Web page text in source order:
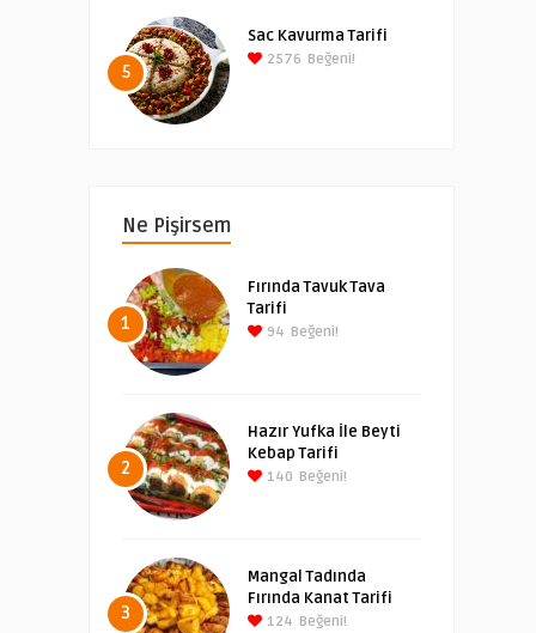
5
Sac Kavurma Tarifi
2576 Beğeni!
Ne Pişirsem
1
Fırında Tavuk Tava
Tarifi
94 Beğeni!
2
Hazır Yufka İle Beyti
Kebap Tarifi
140 Beğeni!
3
Mangal Tadında
Fırında Kanat Tarifi
124 Beğeni!